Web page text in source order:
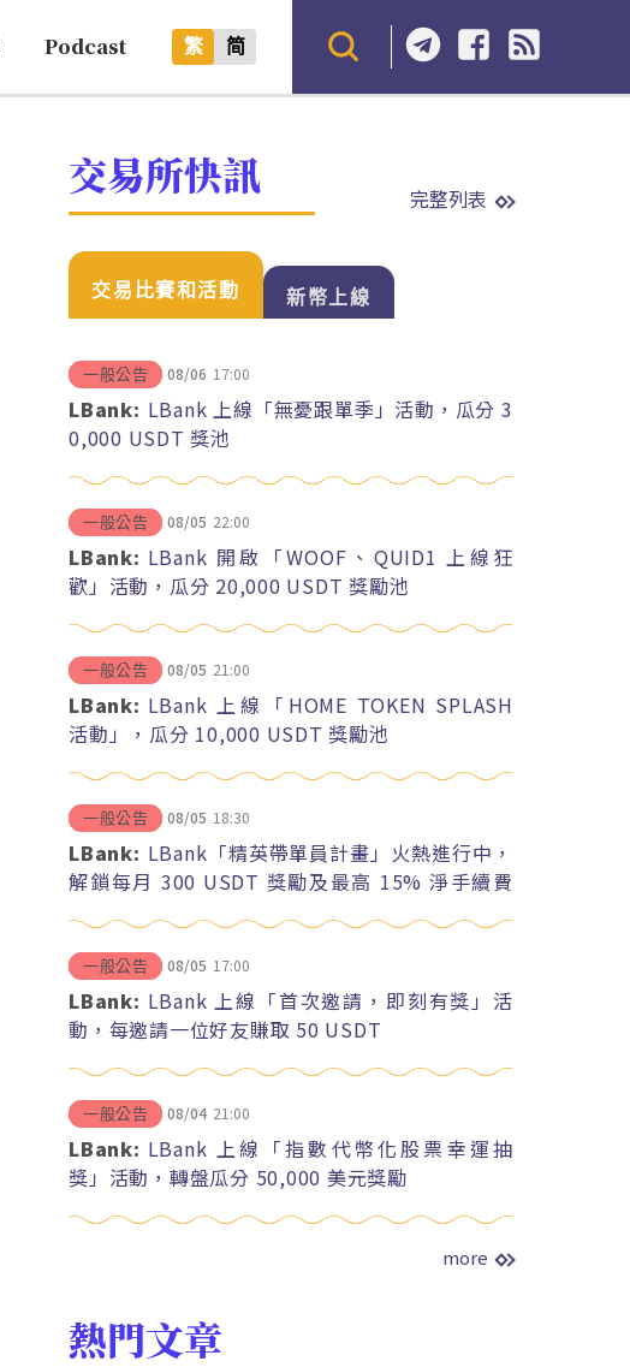
Podcast 繁 简
交易所快訊 完整列表
交易比賽和活動 新幣上線
一般公告 08/06 17:00
LBank: LBank 上線「無憂跟單季」活動，瓜分 3
0,000 USDT 獎池
一般公告 08/05 22:00
LBank: LBank 開啟「WOOF、QUID1 上線狂
歡」活動，瓜分 20,000 USDT 獎勵池
一般公告 08/05 21:00
LBank: LBank 上線「HOME TOKEN SPLASH
活動」，瓜分 10,000 USDT 獎勵池
一般公告 08/05 18:30
LBank: LBank「精英帶單員計畫」火熱進行中，
解鎖每月 300 USDT 獎勵及最高 15% 淨手續費
一般公告 08/05 17:00
LBank: LBank 上線「首次邀請，即刻有獎」活
動，每邀請一位好友賺取 50 USDT
一般公告 08/04 21:00
LBank: LBank 上線「指數代幣化股票幸運抽
獎」活動，轉盤瓜分 50,000 美元獎勵
more
熱門文章